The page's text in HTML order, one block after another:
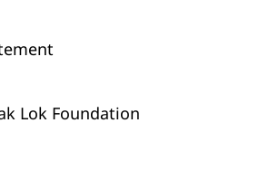
Lok Foundation